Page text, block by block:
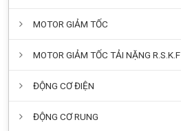
MOTOR GIẢM TỐC
MOTOR GIẢM TỐC TẢI NẶNG R.S.K.F
ĐỘNG CƠ ĐIỆN
ĐỘNG CƠ RUNG